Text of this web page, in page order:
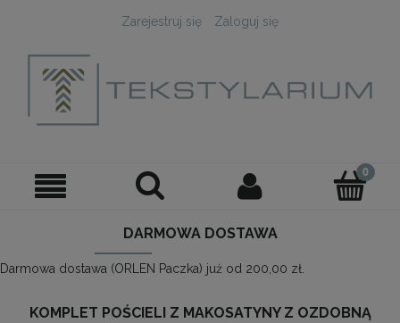
Zarejestruj się Zaloguj się
DARMOWA DOSTAWA
Darmowa dostawa (ORLEN Paczka) już od 200,00 zł.
KOMPLET POŚCIELI Z MAKOSATYNY Z OZDOBNĄ